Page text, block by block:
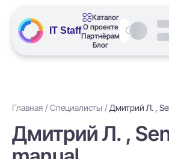
IT Staff
Каталог
О проекте
Партнёрам
Блог
Главная Специалисты Дмитрий Л. ,
Дмитрий Л. ,